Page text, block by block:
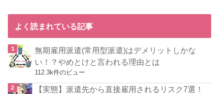
よく読まれている記事
無期雇用派遣(常用型派遣)はデメリットしかな
い！？やめとけと言われる理由とは
112.3k件のビュー
【実態】派遣先から直接雇用されるリスク7選！